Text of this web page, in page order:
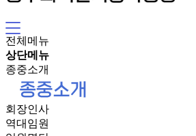
전체메뉴
상단메뉴
종중소개
회장인사
역대임원